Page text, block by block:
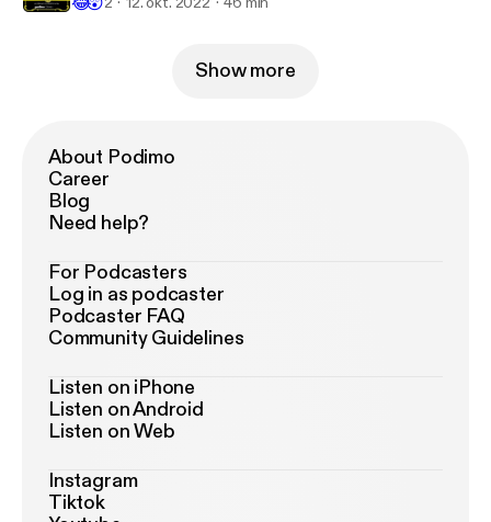
Show more
About Podimo
Career
Blog
Need help?
For Podcasters
Log in as podcaster
Podcaster FAQ
Community Guidelines
Listen on iPhone
Listen on Android
Listen on Web
Instagram
Tiktok